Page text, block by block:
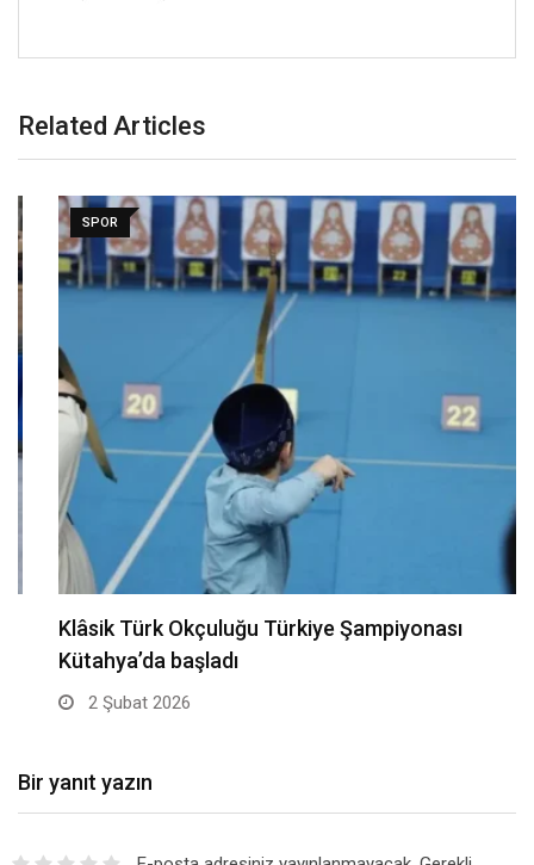
Related Articles
SPOR
Klâsik Türk Okçuluğu Türkiye Şampiyonası
Kütahya’da başladı
2 Şubat 2026
Bir yanıt yazın